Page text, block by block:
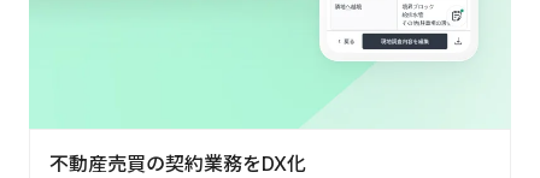
不動産売買の契約業務をDX化